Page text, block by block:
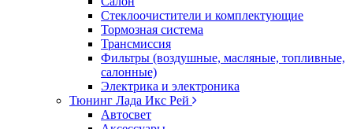
Стеклоочистители и комплектующие
Тормозная система
Трансмиссия
Фильтры (воздушные, масляные, топливные,
салонные)
Электрика и электроника
Тюнинг Лада Икс Рей
Автосвет